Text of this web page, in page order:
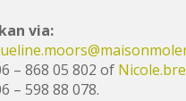
via:
– 868 05 802 of
– 598 88 078.